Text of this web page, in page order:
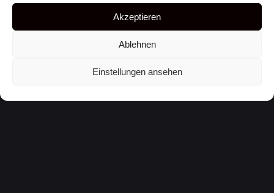
Akzeptieren
Ablehnen
Einstellungen ansehen
E-Mail-Adresse*